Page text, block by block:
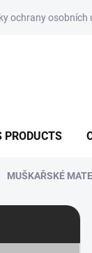
ochrany osobních
PRODUCTS
MUŠKAŘSKÉ